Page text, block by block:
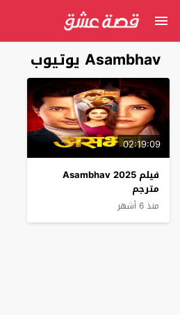
Asambhav يوتيوب
02:19:09
فيلم Asambhav 2025
مترجم
منذ 6 أشهر